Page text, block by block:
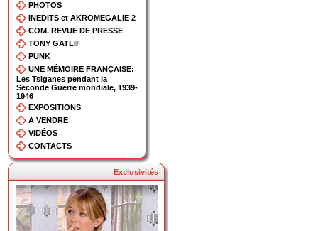
PHOTOS
INEDITS et AKROMEGALIE 2
COM. REVUE DE PRESSE
TONY GATLIF
PUNK
UNE MÉMOIRE FRANÇAISE:
Les Tsiganes pendant la
Seconde Guerre mondiale, 1939-
1946
EXPOSITIONS
A VENDRE
VIDÉOS
CONTACTS
Exclusivités